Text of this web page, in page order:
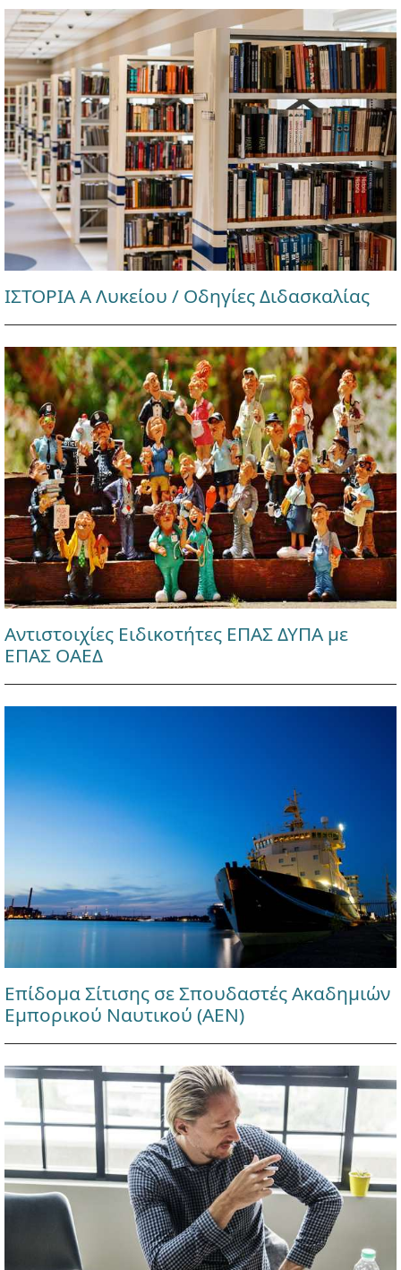
ΙΣΤΟΡΙΑ Α Λυκείου / Οδηγίες Διδασκαλίας
Αντιστοιχίες Ειδικοτήτες ΕΠΑΣ ΔΥΠΑ με
ΕΠΑΣ ΟΑΕΔ
Επίδομα Σίτισης σε Σπουδαστές Ακαδημιών
Εμπορικού Ναυτικού (ΑΕΝ)